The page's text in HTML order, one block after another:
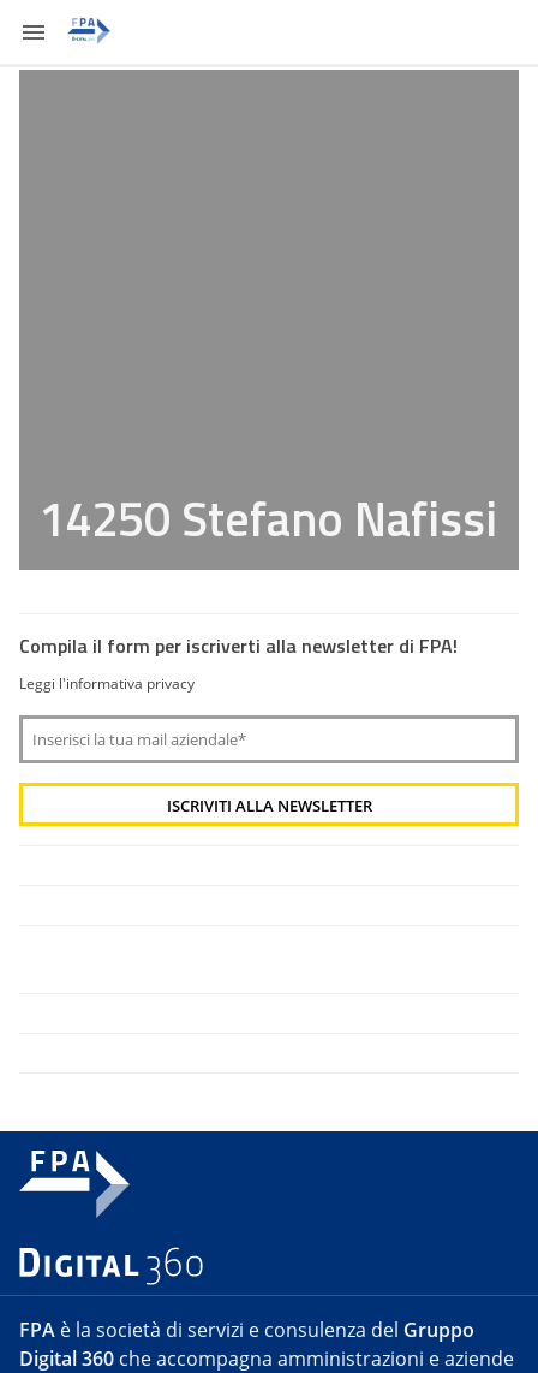
14250 Stefano Nafissi
Compila il form per iscriverti alla newsletter di FPA!
Leggi l'informativa privacy
FPA è la società di servizi e consulenza del Gruppo
Digital 360 che accompagna amministrazioni e aziende